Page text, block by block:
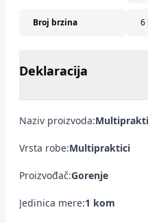
Broj brzina 6
Deklaracija
Naziv proizvoda:
Vrsta robe:Multipraktici
Proizvođač:Gorenje
Jedinica mere:1 kom